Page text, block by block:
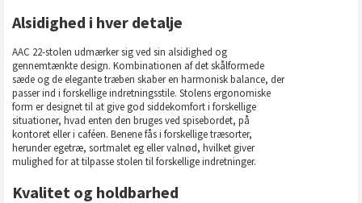
Alsidighed i hver detalje
AAC 22-stolen udmærker sig ved sin alsidighed og
gennemtænkte design. Kombinationen af det skålformede
sæde og de elegante træben skaber en harmonisk balance, der
passer ind i forskellige indretningsstile. Stolens ergonomiske
form er designet til at give god siddekomfort i forskellige
situationer, hvad enten den bruges ved spisebordet, på
kontoret eller i caféen. Benene fås i forskellige træsorter,
herunder egetræ, sortmalet eg eller valnød, hvilket giver
mulighed for at tilpasse stolen til forskellige indretninger.
Kvalitet og holdbarhed